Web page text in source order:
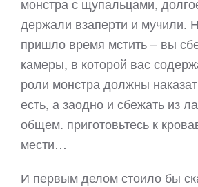
держали взаперти и мучили.
пришло время мстить – вы
камеры, в которой вас
роли монстра должны
есть, а заодно и сбежать из
общем. приготовьтесь к
мести…
И первым делом стоило бы